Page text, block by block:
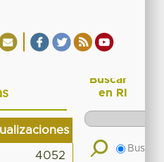
4052
Buscar
en RI
Buscar